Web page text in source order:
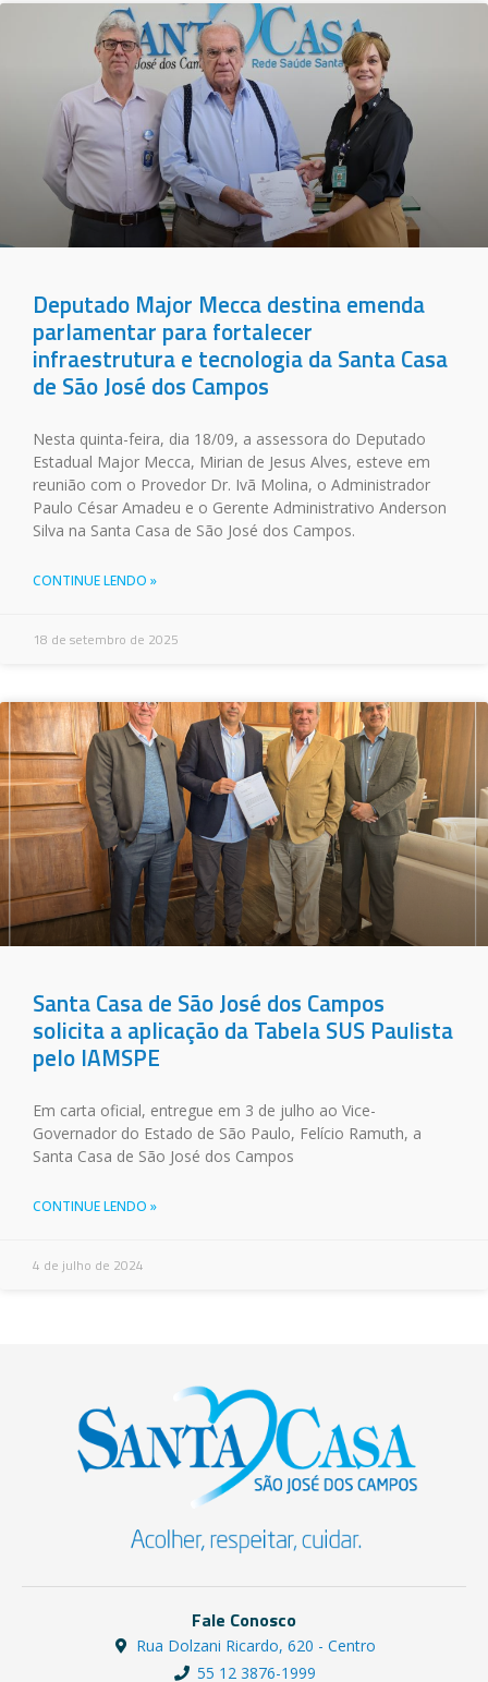
Deputado Major Mecca destina emenda
parlamentar para fortalecer
infraestrutura e tecnologia da Santa Casa
de São José dos Campos
Nesta quinta-feira, dia 18/09, a assessora do Deputado
Estadual Major Mecca, Mirian de Jesus Alves, esteve em
reunião com o Provedor Dr. Ivã Molina, o Administrador
Paulo César Amadeu e o Gerente Administrativo Anderson
Silva na Santa Casa de São José dos Campos.
CONTINUE LENDO »
18 de setembro de 2025
Santa Casa de São José dos Campos
solicita a aplicação da Tabela SUS Paulista
pelo IAMSPE
Em carta oficial, entregue em 3 de julho ao Vice-
Governador do Estado de São Paulo, Felício Ramuth, a
Santa Casa de São José dos Campos
CONTINUE LENDO »
4 de julho de 2024
Fale Conosco
Rua Dolzani Ricardo, 620 - Centro
55 12 3876-1999